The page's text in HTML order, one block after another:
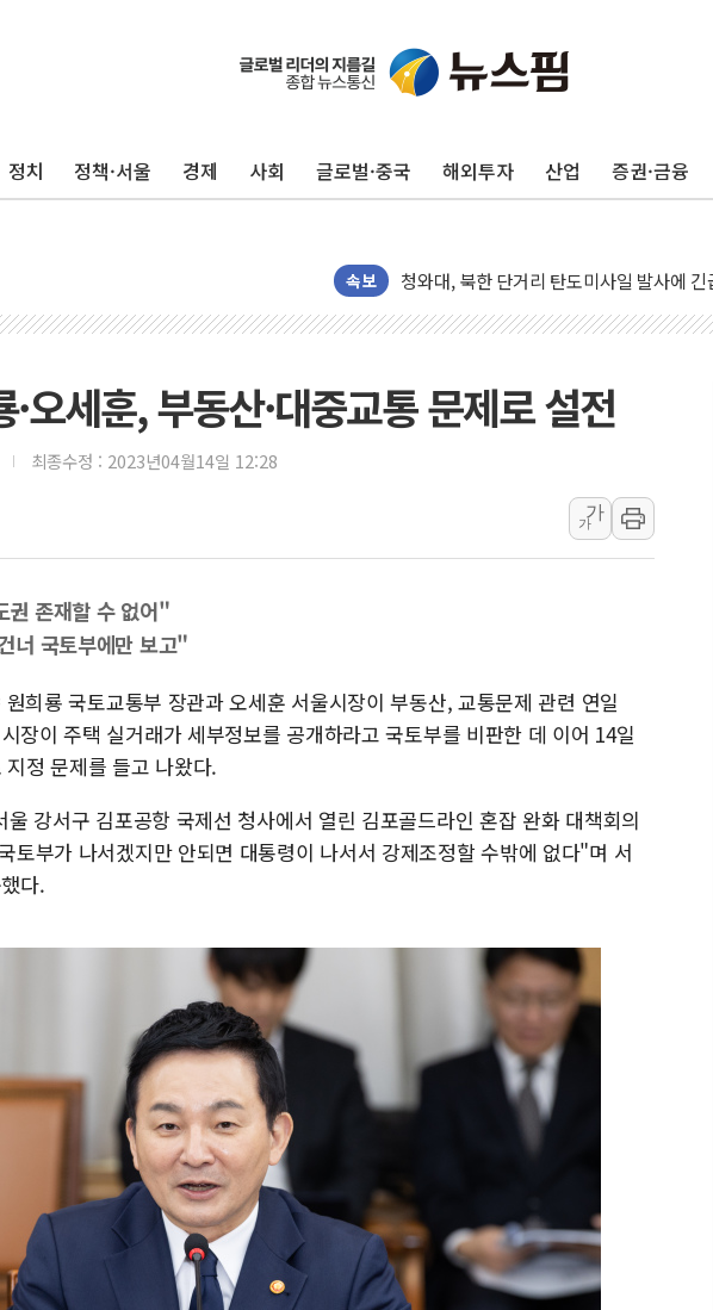
정치 정책·서울 경제 사회 글로벌·중국 해외투자 산업 증권·금융
속보
리투아니아 국방 "러, 우크라 드론으로
구광모, 내주 실리콘밸리서 젠슨 황 재회
뉴욕증시 개장 전 특징주...모더나·아이
김정관 장관 "영업이익 N% 성과급 반대
청와대, 북한 단거리 탄도미사일 발사에
[인도증시] 중동 긴장 완화에 실적 호조까
러, 1인칭시점 드론으로 우크라 민간인 '
[베트남 증시] 지수 하락 속 'DGC' 임시 주
김정관 산업부 장관 "주 52시간 손봐야, 경
해군 1함대 창설 80주년…지역과 함께하는
주한미군 "오산기지 누출, 백린 아닌 무해
구미 폐염산처리업체서 불 2시간30여분
오세훈, 부동산·대중교통 문제로 설전
최종수정 : 2023년04월14일 12:28
가
가
권 존재할 수 없어"
너 국토부에만 보고"
희룡 국토교통부 장관과 오세훈 서울시장이 부동산, 교통문제 관련 연일
장이 주택 실거래가 세부정보를 공개하라고 국토부를 비판한 데 이어 14일
정 문제를 들고 나왔다.
강서구 김포공항 국제선 청사에서 열린 김포골드라인 혼잡 완화 대책회의
토부가 나서겠지만 안되면 대통령이 나서서 강제조정할 수밖에 없다"며 서
다.